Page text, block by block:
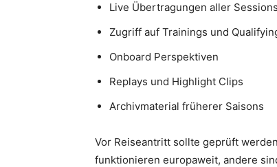
Live Übertragungen aller Sessions
Zugriff auf Trainings und
Onboard Perspektiven
Replays und Highlight Clips
Archivmaterial früherer Saisons
Vor Reiseantritt sollte geprüft
funktionieren europaweit, andere